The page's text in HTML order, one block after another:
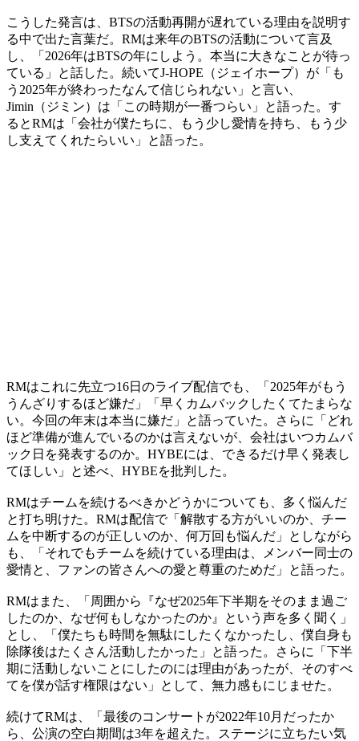
こうした発言は、BTSの活動再開が遅れている理由を説明す
る中で出た言葉だ。RMは来年のBTSの活動について言及
し、「2026年はBTSの年にしよう。本当に大きなことが待っ
ている」と話した。続いてJ-HOPE（ジェイホープ）が「も
う2025年が終わったなんて信じられない」と言い、
Jimin（ジミン）は「この時期が一番つらい」と語った。す
るとRMは「会社が僕たちに、もう少し愛情を持ち、もう少
し支えてくれたらいい」と語った。
RMはこれに先立つ16日のライブ配信でも、「2025年がもう
うんざりするほど嫌だ」「早くカムバックしたくてたまらな
い。今回の年末は本当に嫌だ」と語っていた。さらに「どれ
ほど準備が進んでいるのかは言えないが、会社はいつカムバ
ック日を発表するのか。HYBEには、できるだけ早く発表し
てほしい」と述べ、HYBEを批判した。
RMはチームを続けるべきかどうかについても、多く悩んだ
と打ち明けた。RMは配信で「解散する方がいいのか、チー
ムを中断するのが正しいのか、何万回も悩んだ」としながら
も、「それでもチームを続けている理由は、メンバー同士の
愛情と、ファンの皆さんへの愛と尊重のためだ」と語った。
RMはまた、「周囲から『なぜ2025年下半期をそのまま過ご
したのか、なぜ何もしなかったのか』という声を多く聞く」
とし、「僕たちも時間を無駄にしたくなかったし、僕自身も
除隊後はたくさん活動したかった」と語った。さらに「下半
期に活動しないことにしたのには理由があったが、そのすべ
てを僕が話す権限はない」として、無力感もにじませた。
続けてRMは、「最後のコンサートが2022年10月だったか
ら、公演の空白期間は3年を超えた。ステージに立ちたい気